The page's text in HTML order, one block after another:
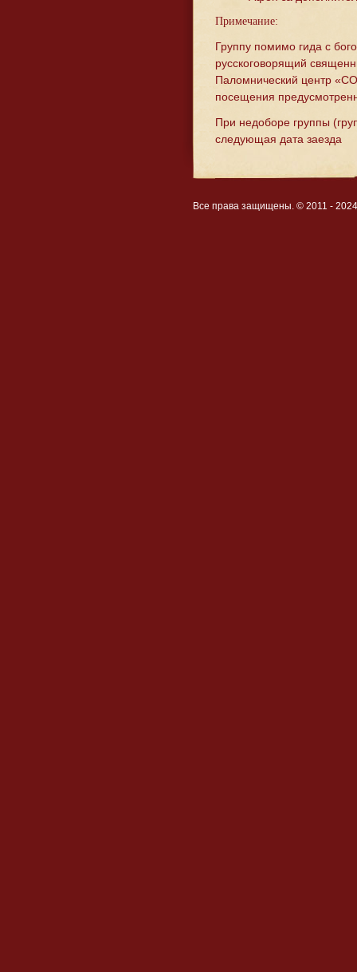
Примечание:
Группу помимо гида с
русскоговорящий
Паломнический центр
посещения
При недоборе группы
следующая дата заезда
Все права защищены. © 2011 - 2024